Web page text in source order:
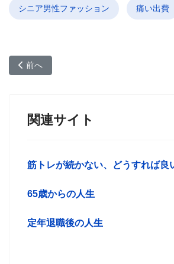
シニア男性ファッション 痛い出費
前の記事へ: 80歳を越えたら何をして老
前へ
関連サイト
筋トレが続かない、どうすれば良
65歳からの人生
定年退職後の人生